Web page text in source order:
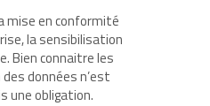
mise en conformité
la sensibilisation
Bien connaitre les
données n’est
une obligation.